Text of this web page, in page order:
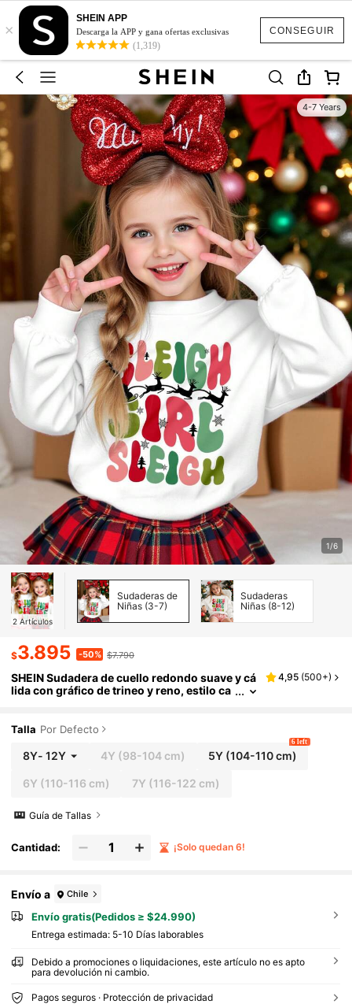
CONSEGUIR
×
SHEIN APP
Descarga la APP y gana ofertas exclusivas
(1,319)
4-7 Years
1/6
2 Artículos
Sudaderas de
Niñas (3-7)
Sudaderas
Niñas (8-12)
$3.895 -50% $7.790
SHEIN Sudadera de cuello redondo suave y cá
lida con gráfico de trineo y reno, estilo ca
o, ropa de casa para niñas jóvenes
4,95 (500+)
Talla Por Defecto
8Y- 12Y 4Y (98-104 cm) 5Y (104-110 cm)
6 left
6Y (110-116 cm) 7Y (116-122 cm)
Guía de Tallas
Cantidad: ¡Solo quedan 6!
Envío a Chile
Envío gratis(Pedidos ≥ $24.990)
Entrega estimada: 5-10 Días laborables
Debido a promociones o liquidaciones, este artículo no es apto
para devolución ni cambio.
Pagos seguros · Protección de privacidad